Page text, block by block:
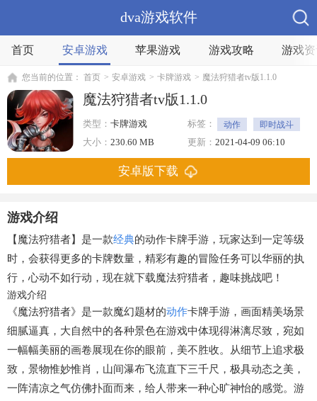
dva游戏软件
首页 安卓游戏 苹果游戏 游戏攻略 游戏
您当前的位置： 首页 > 安卓游戏 > 卡牌游戏 > 魔法狩猎者tv版1.1.0
魔法狩猎者tv版1.1.0
类型： 卡牌游戏 标签： 动作
即时战斗
闯关
Q版
卡牌
3D
大小： 230.60 MB 更新： 2021-04-09 06:10
安卓版下载
游戏介绍
【魔法狩猎者】是一款经典的动作卡牌手游，玩家达到一定等级
时，会获得更多的卡牌数量，精彩有趣的冒险任务可以华丽的执
行，心动不如行动，现在就下载魔法狩猎者，趣味挑战吧！
游戏介绍
《魔法狩猎者》是一款魔幻题材的动作卡牌手游，画面精美场景
细腻逼真，大自然中的各种景色在游戏中体现得淋漓尽致，宛如
一幅幅美丽的画卷展现在你的眼前，美不胜收。从细节上追求极
致，景物惟妙惟肖，山间瀑布飞流直下三千尺，极具动态之美，
一阵清凉之气仿佛扑面而来，给人带来一种心旷神怡的感觉。游